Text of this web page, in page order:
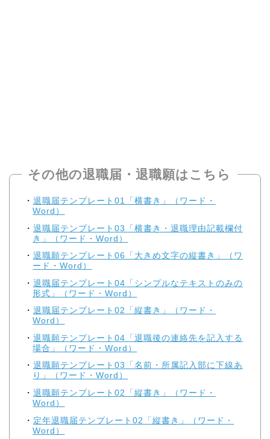
その他の退職届・退職願はこちら
退職届テンプレート01「横書き」（ワード・
Word）
退職届テンプレート03「横書き・退職理由記載欄付
き」（ワード・Word）
退職願テンプレート06「大きめ文字の縦書き」（ワ
ード・Word）
退職届テンプレート04「シンプルなテキストのみの
形式」（ワード・Word）
退職届テンプレート02「縦書き」（ワード・
Word）
退職願テンプレート04「退職後の連絡先を記入する
場合」（ワード・Word）
退職願テンプレート03「名前・所属記入部に下線あ
り」（ワード・Word）
退職願テンプレート02「縦書き」（ワード・
Word）
定年退職届テンプレート02「縦書き」（ワード・
Word）